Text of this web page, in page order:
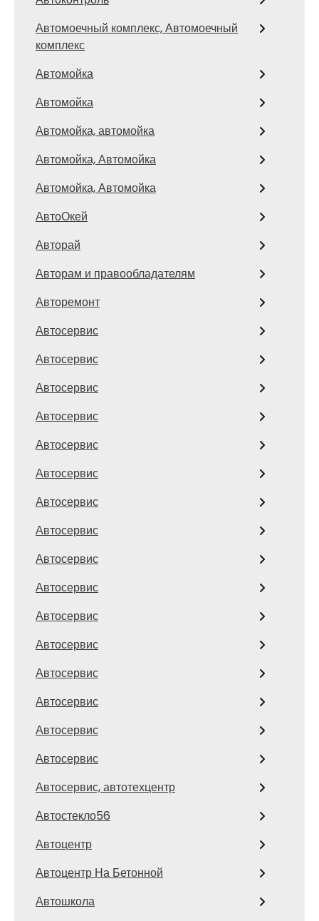
Автомоечный комплекс, Автомоечный
комплекс
Автомойка
Автомойка
Автомойка, автомойка
Автомойка, Автомойка
Автомойка, Автомойка
АвтоОкей
Авторай
Авторам и правообладателям
Авторемонт
Автосервис
Автосервис
Автосервис
Автосервис
Автосервис
Автосервис
Автосервис
Автосервис
Автосервис
Автосервис
Автосервис
Автосервис
Автосервис
Автосервис
Автосервис
Автосервис
Автосервис, автотехцентр
Автостекло56
Автоцентр
Автоцентр На Бетонной
Автошкола